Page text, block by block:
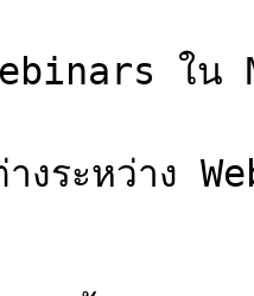
ใน
งระหว่าง